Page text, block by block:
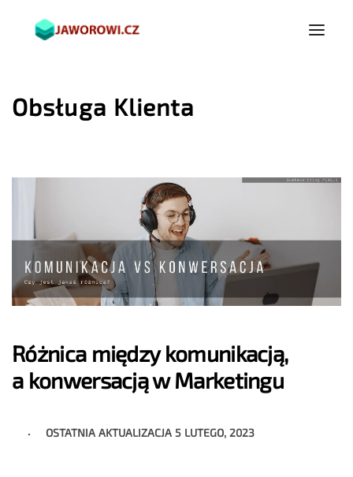
Obsługa Klienta
Różnica między komunikacją,
a konwersacją w Marketingu
OSTATNIA AKTUALIZACJA5 LUTEGO, 2023